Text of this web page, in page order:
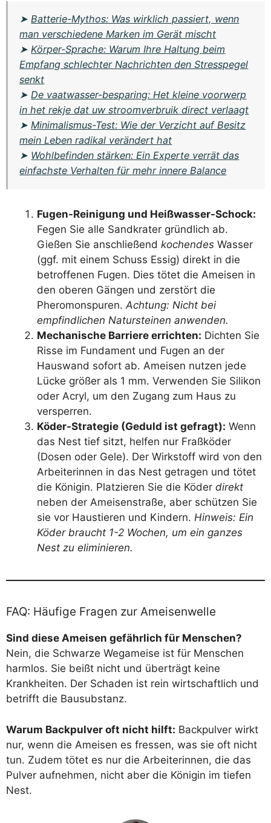
➤Batterie-Mythos: Was wirklich passiert, wenn
man verschiedene Marken im Gerät mischt
➤Körper-Sprache: Warum Ihre Haltung beim
Empfang schlechter Nachrichten den Stresspegel
senkt
➤De vaatwasser-besparing: Het kleine voorwerp
in het rekje dat uw stroomverbruik direct verlaagt
➤Minimalismus-Test: Wie der Verzicht auf Besitz
mein Leben radikal verändert hat
➤ Wohlbefinden stärken: Ein Experte verrät das
einfachste Verhalten für mehr innere Balance
Fugen-Reinigung und Heißwasser-Schock:
Fegen Sie alle Sandkrater gründlich ab.
Gießen Sie anschließend kochendes Wasser
(ggf. mit einem Schuss Essig) direkt in die
betroffenen Fugen. Dies tötet die Ameisen in
den oberen Gängen und zerstört die
Pheromonspuren.Achtung: Nicht bei
empfindlichen Natursteinen anwenden.
Mechanische Barriere errichten: Dichten Sie
Risse im Fundament und Fugen an der
Hauswand sofort ab. Ameisen nutzen jede
Lücke größer als 1 mm. Verwenden Sie Silikon
oder Acryl, um den Zugang zum Haus zu
versperren.
Köder-Strategie (Geduld ist gefragt): Wenn
das Nest tief sitzt, helfen nur Fraßköder
(Dosen oder Gele). Der Wirkstoff wird von den
Arbeiterinnen in das Nest getragen und tötet
die Königin. Platzieren Sie die Köder direkt
neben der Ameisenstraße, aber schützen Sie
sie vor Haustieren und Kindern. Hinweis: Ein
Köder braucht 1-2 Wochen, um ein ganzes
Nest zu eliminieren.
FAQ: Häufige Fragen zur Ameisenwelle
Sind diese Ameisen gefährlich für Menschen?
Nein, die Schwarze Wegameise ist für Menschen
harmlos. Sie beißt nicht und überträgt keine
Krankheiten. Der Schaden ist rein wirtschaftlich und
betrifft die Bausubstanz.
Warum Backpulver oft nicht hilft: Backpulver wirkt
nur, wenn die Ameisen es fressen, was sie oft nicht
tun. Zudem tötet es nur die Arbeiterinnen, die das
Pulver aufnehmen, nicht aber die Königin im tiefen
Nest.